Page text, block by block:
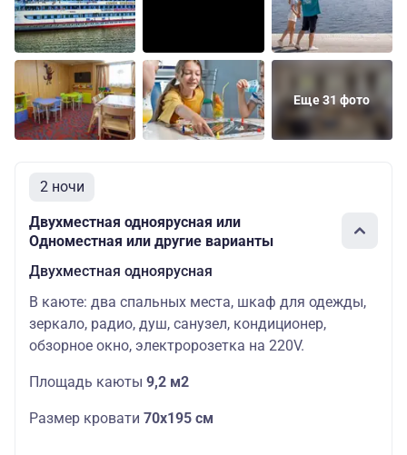
одноярусная
мест: 2
Шлюпочная
Люкс
четырехместный
Основных
мест: 4
Еще 31 фото
2 ночи
Двухместная одноярусная или
Одноместная или другие варианты
Двухместная одноярусная
В каюте: два спальных места, шкаф для одежды,
зеркало, радио, душ, санузел, кондиционер,
обзорное окно, электророзетка на 220V.
Площадь каюты 9,2 м2
Размер кровати 70х195 см